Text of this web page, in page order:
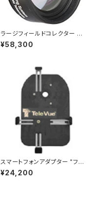
ラージフィールドコレクター テ
レビューNP101、NP101is、NP1
27is用
¥58,300
スマートフォンアダプター "フォ
ーンメイト"
¥24,200